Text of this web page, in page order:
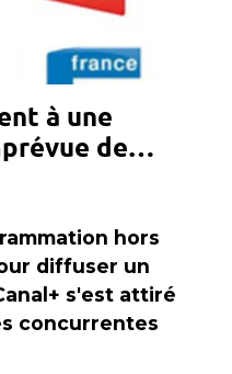
à une
de
hors
diffuser un
s'est attiré
concurrentes